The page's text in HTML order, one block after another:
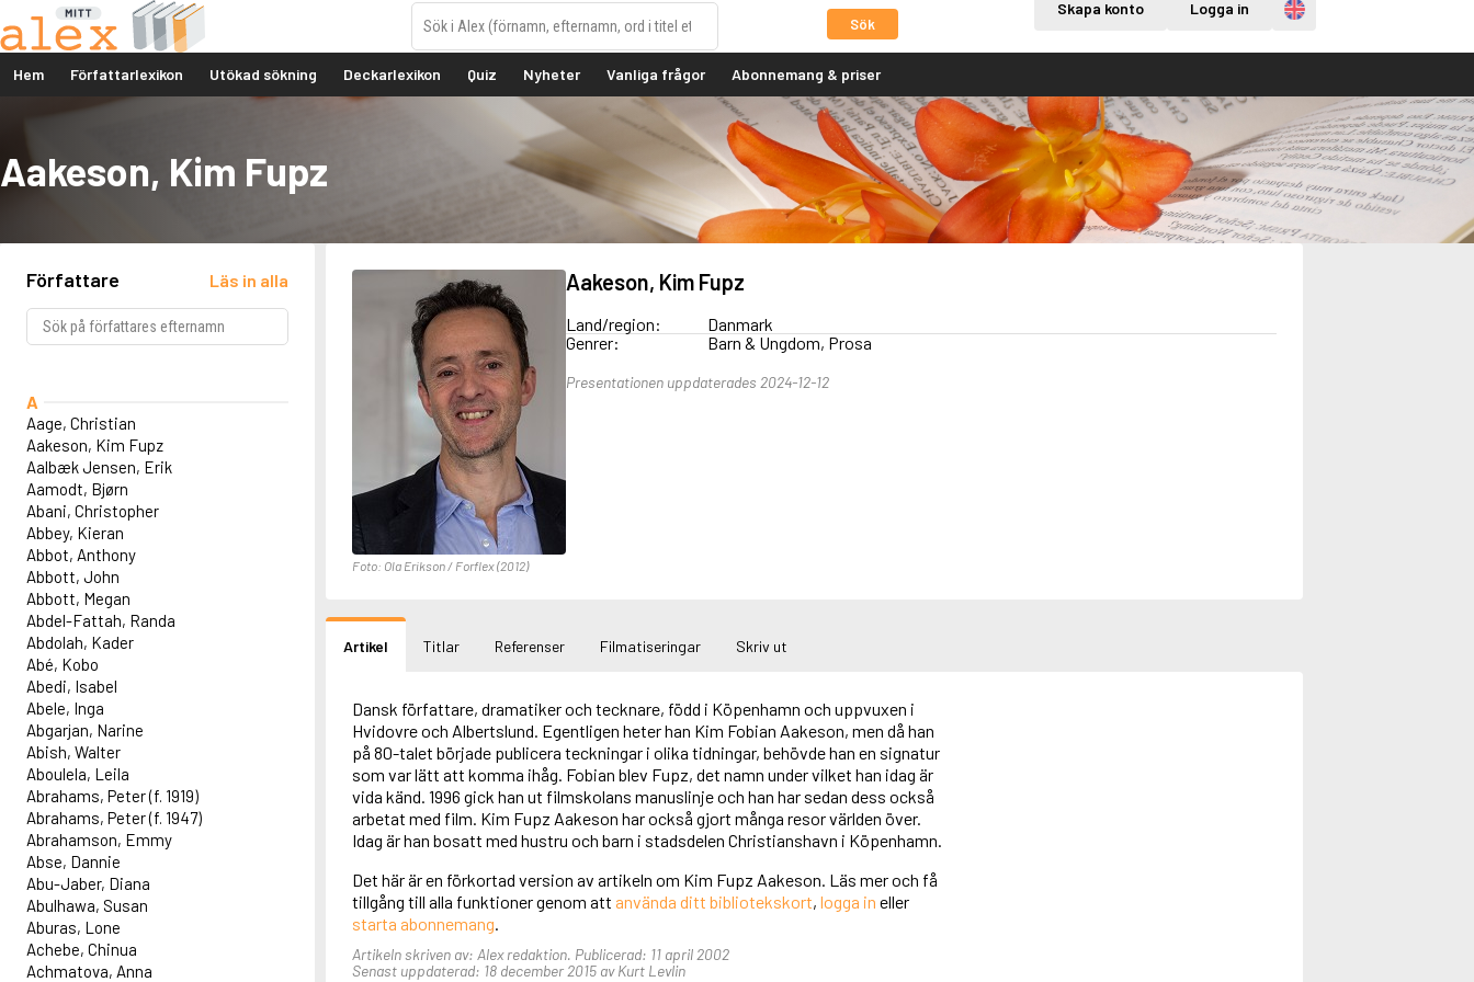
Sök
Skapa konto Logga in Engelska
Hem Författarlexikon Utökad sökning Deckarlexikon Quiz Nyheter Vanliga frågor Abonnemang & priser
Aakeson, Kim Fupz
Författare Läs in alla
A
Aage, Christian
Aakeson, Kim Fupz
Aalbæk Jensen, Erik
Aamodt, Bjørn
Abani, Christopher
Abbey, Kieran
Abbot, Anthony
Abbott, John
Abbott, Megan
Abdel-Fattah, Randa
Abdolah, Kader
Abé, Kobo
Abedi, Isabel
Abele, Inga
Abgarjan, Narine
Abish, Walter
Aboulela, Leila
Abrahams, Peter (f. 1919)
Abrahams, Peter (f. 1947)
Abrahamson, Emmy
Abse, Dannie
Abu-Jaber, Diana
Abulhawa, Susan
Aburas, Lone
Achebe, Chinua
Achmatova, Anna
Foto: Ola Erikson / Forflex (2012)
Aakeson, Kim Fupz
Land/region:
Danmark
Genrer:
Barn & Ungdom, Prosa
Presentationen uppdaterades 2024-12-12
Artikel Titlar Referenser Filmatiseringar Skriv ut
Dansk författare, dramatiker och tecknare, född i Köpenhamn och uppvuxen i
Hvidovre och Albertslund. Egentligen heter han Kim Fobian Aakeson, men då han
på 80-talet började publicera teckningar i olika tidningar, behövde han en signatur
som var lätt att komma ihåg. Fobian blev Fupz, det namn under vilket han idag är
vida känd. 1996 gick han ut filmskolans manuslinje och han har sedan dess också
arbetat med film. Kim Fupz Aakeson har också gjort många resor världen över.
Idag är han bosatt med hustru och barn i stadsdelen Christianshavn i Köpenhamn.
Det här är en förkortad version av artikeln om Kim Fupz Aakeson. Läs mer och få
tillgång till alla funktioner genom att använda ditt bibliotekskort, logga in eller
starta abonnemang.
Artikeln skriven av: Alex redaktion. Publicerad: 11 april 2002
Senast uppdaterad: 18 december 2015 av Kurt Levlin